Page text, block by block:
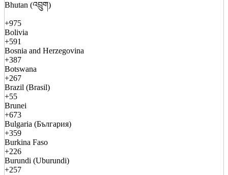
Bhutan (འབྲུག)
+975
Bolivia
+591
Bosnia and Herzegovina
+387
Botswana
+267
Brazil (Brasil)
+55
Brunei
+673
Bulgaria (България)
+359
Burkina Faso
+226
Burundi (Uburundi)
+257